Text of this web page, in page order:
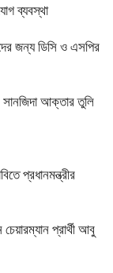
ব্যবস্থা
জন্য ডিসি ও এসপির
সানজিদা আক্তার তুলি
প্রধানমন্ত্রীর
প্রার্থী আবু